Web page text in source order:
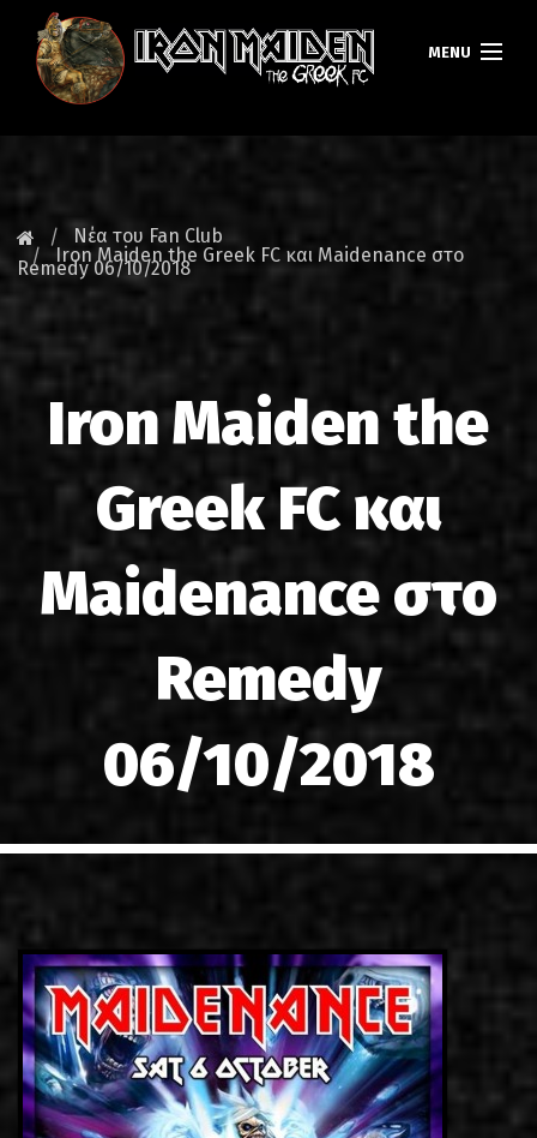
MENU
MAIDEN GREECE
TOURS
DATABASE
GALLERY
GR
EN
Νέα του Fan Club
Iron Maiden the Greek FC και Maidenance στο
Remedy 06/10/2018
Iron Maiden the
Greek FC και
Maidenance στο
Remedy
06/10/2018